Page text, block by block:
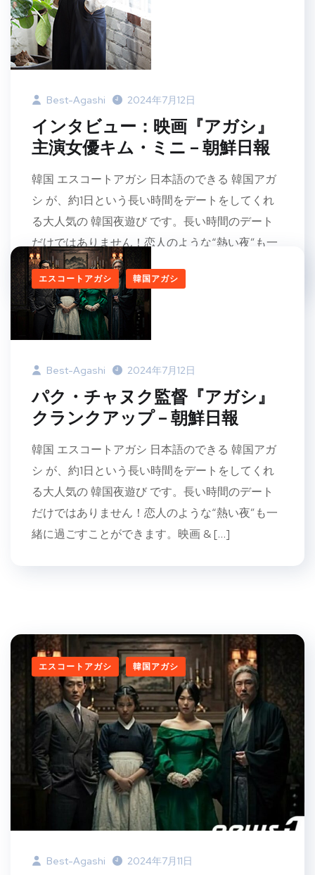
Best-Agashi 2024年7月12日
インタビュー：映画『アガシ』
主演女優キム・ミニ – 朝鮮日報
韓国 エスコートアガシ 日本語のできる 韓国アガ
シ が、約1日という長い時間をデートをしてくれ
る大人気の 韓国夜遊び です。長い時間のデート
だけではありません！恋人のような“熱い夜”も一
緒に過ごすことができます。2016 […]
エスコートアガシ 韓国アガシ
Best-Agashi 2024年7月12日
パク・チャヌク監督『アガシ』
クランクアップ – 朝鮮日報
韓国 エスコートアガシ 日本語のできる 韓国アガ
シ が、約1日という長い時間をデートをしてくれ
る大人気の 韓国夜遊び です。長い時間のデート
だけではありません！恋人のような“熱い夜”も一
緒に過ごすことができます。映画 & […]
エスコートアガシ 韓国アガシ
Best-Agashi 2024年7月11日